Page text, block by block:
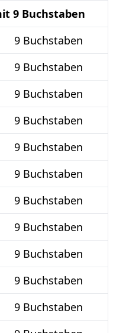
9 Buchstaben
9 Buchstaben
9 Buchstaben
9 Buchstaben
9 Buchstaben
9 Buchstaben
9 Buchstaben
9 Buchstaben
9 Buchstaben
9 Buchstaben
9 Buchstaben
9 Buchstaben